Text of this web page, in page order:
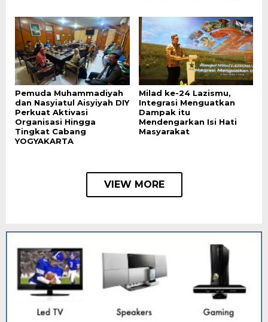
Pemuda Muhammadiyah
dan Nasyiatul Aisyiyah DIY
Perkuat Aktivasi
Organisasi Hingga
Tingkat Cabang
YOGYAKARTA
Milad ke-24 Lazismu,
Integrasi Menguatkan
Dampak itu
Mendengarkan Isi Hati
Masyarakat
VIEW MORE